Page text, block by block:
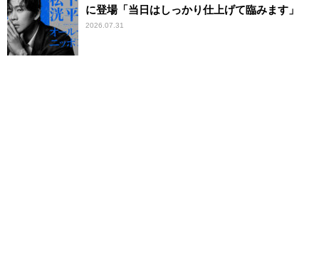
に登場「当日はしっかり仕上げて臨みます」
2026.07.31